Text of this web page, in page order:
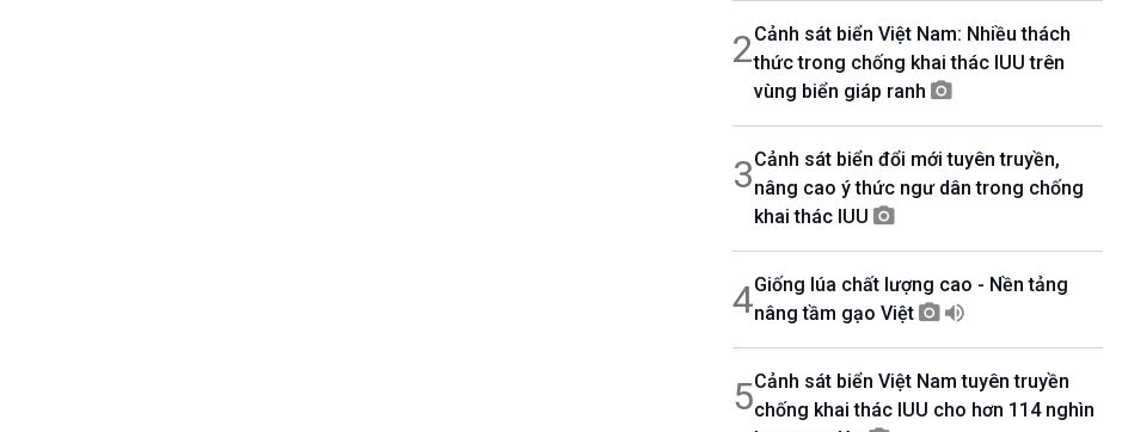
08h30-08h35
Bản tin VH-XH
08h35-08h40
10 phút Sự kiện luận bàn
08h50-08h55
Quảng cáo
09h00-09h15
Bản tin thời sự
09h30-09h35
Bản tin Pháp luật
2Cảnh sát biển Việt Nam: Nhiều thách
thức trong chống khai thác IUU trên
vùng biển giáp ranh
3Cảnh sát biển đổi mới tuyên truyền,
nâng cao ý thức ngư dân trong chống
khai thác IUU
4Giống lúa chất lượng cao - Nền tảng
nâng tầm gạo Việt
5Cảnh sát biển Việt Nam tuyên truyền
chống khai thác IUU cho hơn 114 nghìn